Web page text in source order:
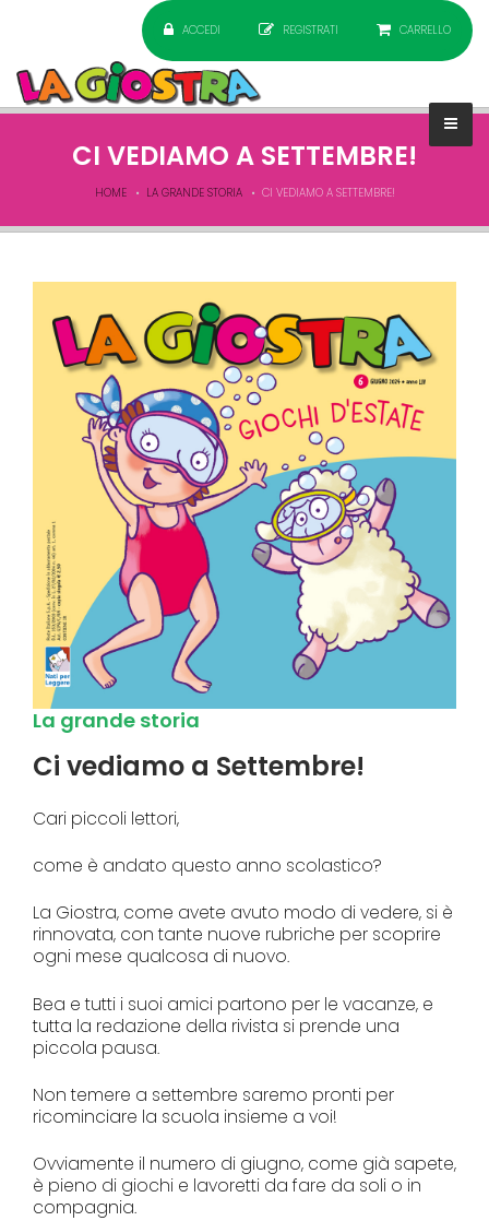
ACCEDI REGISTRATI CARRELLO
CI VEDIAMO A SETTEMBRE!
HOME LA GRANDE STORIA CI VEDIAMO A SETTEMBRE!
La grande storia
Ci vediamo a Settembre!
Cari piccoli lettori,
come è andato questo anno scolastico?
La Giostra, come avete avuto modo di vedere, si è
rinnovata, con tante nuove rubriche per scoprire
ogni mese qualcosa di nuovo.
Bea e tutti i suoi amici partono per le vacanze, e
tutta la redazione della rivista si prende una
piccola pausa.
Non temere a settembre saremo pronti per
ricominciare la scuola insieme a voi!
Ovviamente il numero di giugno, come già sapete,
è pieno di giochi e lavoretti da fare da soli o in
compagnia.